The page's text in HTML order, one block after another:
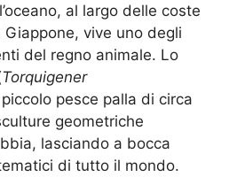
al largo delle coste
vive uno degli
del regno animale. Lo
Torquigener
pesce palla di circa
geometriche
lasciando a bocca
di tutto il mondo.